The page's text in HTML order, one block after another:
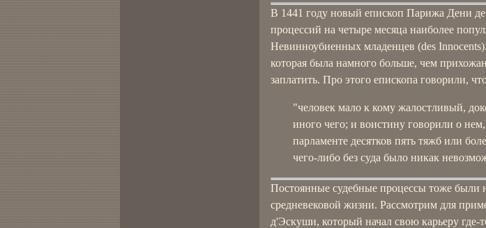
В 1441 году новый епископ Парижа Дени
процессий на четыре месяца наиболее
Невинноубиенных младенцев (des
которая была намного больше, чем
заплатить. Про этого епископа говорили,
"человек мало к кому жалостливый,
иного чего; и воистину говорили о
парламенте десятков пять тяжб или
чего-либо без суда было никак
Постоянные судебные процессы тоже были
средневековой жизни. Рассмотрим для
д'Эскуши, который начал свою карьеру где-